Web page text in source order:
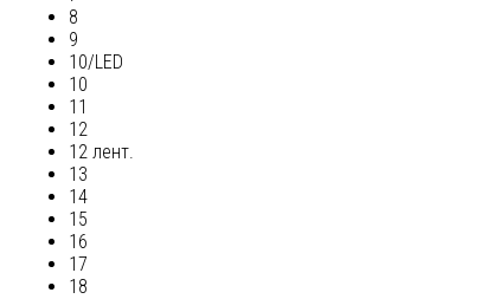
8
9
10/LED
10
11
12
12 лент.
13
14
15
16
17
18